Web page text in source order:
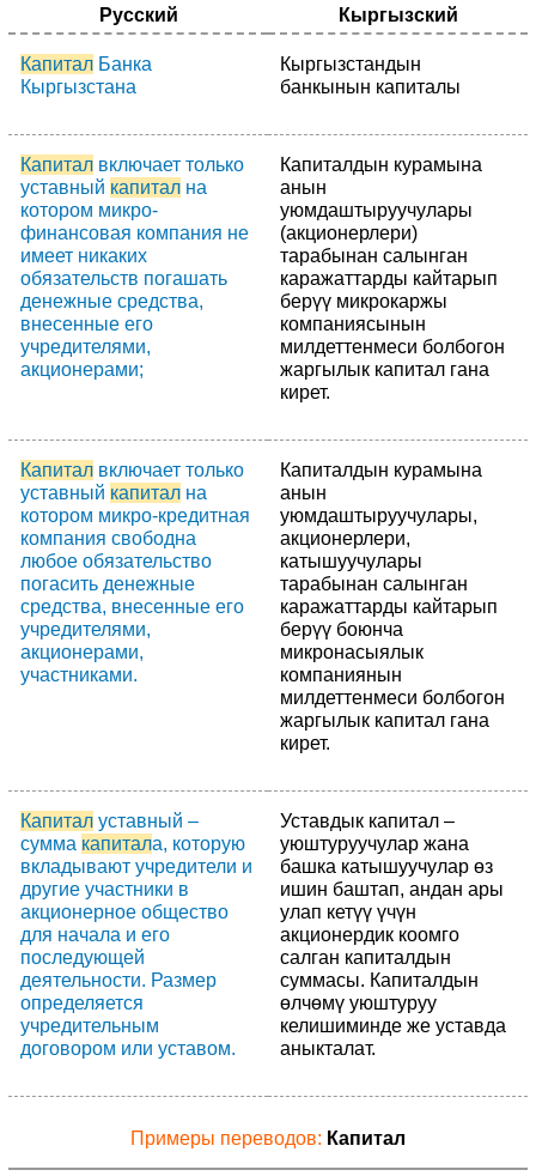
Русский Кыргызский
Капитал Банка
Кыргызстана
Кыргызстандын
банкынын капиталы
Капитал включает только
уставный капитал на
котором микро-
финансовая компания не
имеет никаких
обязательств погашать
денежные средства,
внесенные его
учредителями,
акционерами;
Капиталдын курамына
анын
уюмдаштыруучулары
(акционерлери)
тарабынан салынган
каражаттарды кайтарып
берүү микрокаржы
компаниясынын
милдеттенмеси болбогон
жаргылык капитал гана
кирет.
Капитал включает только
уставный капитал на
котором микро-кредитная
компания свободна
любое обязательство
погасить денежные
средства, внесенные его
учредителями,
акционерами,
участниками.
Капиталдын курамына
анын
уюмдаштыруучулары,
акционерлери,
катышуучулары
тарабынан салынган
каражаттарды кайтарып
берүү боюнча
микронасыялык
компаниянын
милдеттенмеси болбогон
жаргылык капитал гана
кирет.
Капитал уставный –
сумма капитала, которую
вкладывают учредители и
другие участники в
акционерное общество
для начала и его
последующей
деятельности. Размер
определяется
учредительным
договором или уставом.
Уставдык капитал –
уюштуруучулар жана
башка катышуучулар өз
ишин баштап, андан ары
улап кетүү үчүн
акционердик коомго
салган капиталдын
суммасы. Капиталдын
өлчөмү уюштуруу
келишиминде же уставда
аныкталат.
Примеры переводов: Капитал